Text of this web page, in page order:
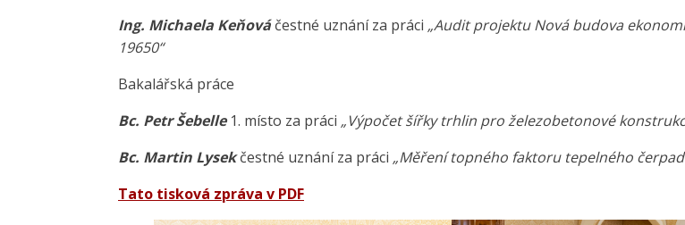
Ing. Michaela Keňováčestné uznání za práci „Audit projektu Nová budova
19650“
Bakalářská práce
Bc. Petr Šebelle1. místo za práci „Výpočet šířky trhlin pro železobetonové
Bc. Martin Lysekčestné uznání za práci „Měření topného faktoru tepelného
Tato tisková zpráva v PDF